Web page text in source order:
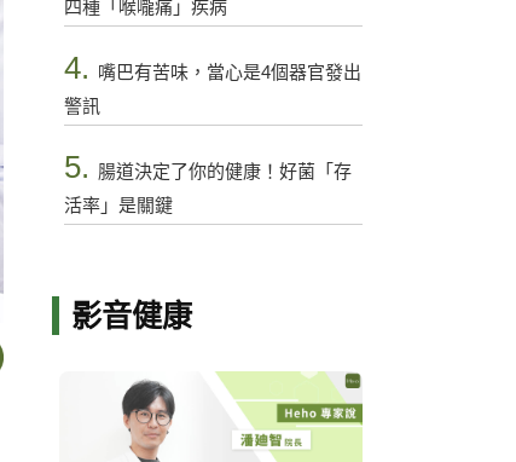
四種「喉嚨痛」疾病
4. 嘴巴有苦味，當心是4個器官發出
警訊
5. 腸道決定了你的健康！好菌「存
活率」是關鍵
影音健康